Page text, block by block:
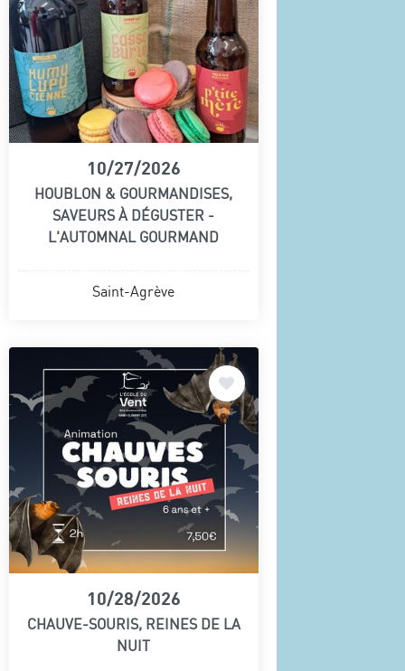
10/27/2026
HOUBLON & GOURMANDISES,
SAVEURS À DÉGUSTER -
L'AUTOMNAL GOURMAND
Saint-Agrève
10/28/2026
CHAUVE-SOURIS, REINES DE LA
NUIT